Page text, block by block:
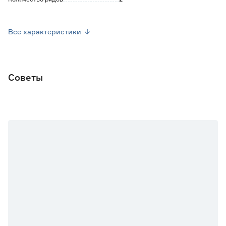
Все характеристики
Советы